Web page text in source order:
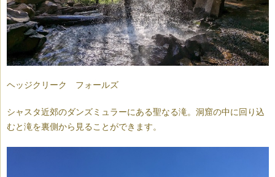
ヘッジクリーク フォールズ
シャスタ近郊のダンズミュラーにある聖なる滝。洞窟の中に回り込
むと滝を裏側から見ることができます。